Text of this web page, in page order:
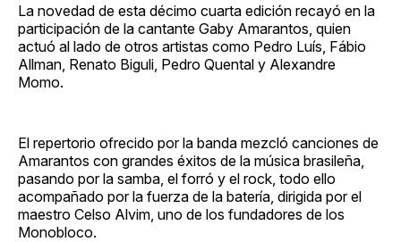
La novedad de esta décimo cuarta edición recayó en la
participación de la cantante Gaby Amarantos, quien
actuó al lado de otros artistas como Pedro Luís, Fábio
Allman, Renato Biguli, Pedro Quental y Alexandre
Momo.
El repertorio ofrecido por la banda mezcló canciones de
Amarantos con grandes éxitos de la música brasileña,
pasando por la samba, el forró y el rock, todo ello
acompañado por la fuerza de la batería, dirigida por el
maestro Celso Alvim, uno de los fundadores de los
Monobloco.